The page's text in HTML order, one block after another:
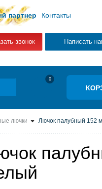
партнер Контакты
звонок Написать
0
лючки Лючок палубный 152